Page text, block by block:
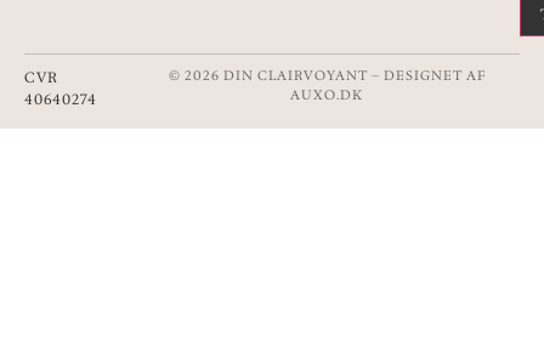
© 2026 DIN CLAIRVOYANT – DESIGNET AF
AUXO.DK
CVR
40640274